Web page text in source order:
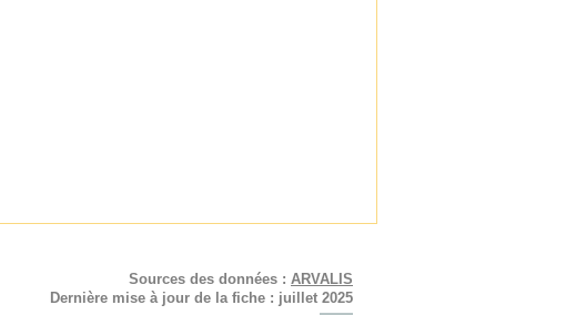
Sources des données : ARVALIS
Dernière mise à jour de la fiche : juillet 2025